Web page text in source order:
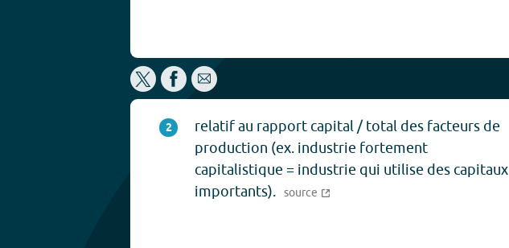
2
relatif au rapport capital / total des facteurs de
production (ex. industrie fortement
capitalistique = industrie qui utilise des capitaux
importants). source